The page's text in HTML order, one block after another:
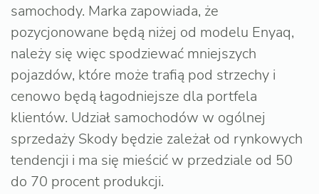
samochody. Marka zapowiada, że
pozycjonowane będą niżej od modelu Enyaq,
należy się więc spodziewać mniejszych
pojazdów, które może trafią pod strzechy i
cenowo będą łagodniejsze dla portfela
klientów. Udział samochodów w ogólnej
sprzedaży Skody będzie zależał od rynkowych
tendencji i ma się mieścić w przedziale od 50
do 70 procent produkcji.